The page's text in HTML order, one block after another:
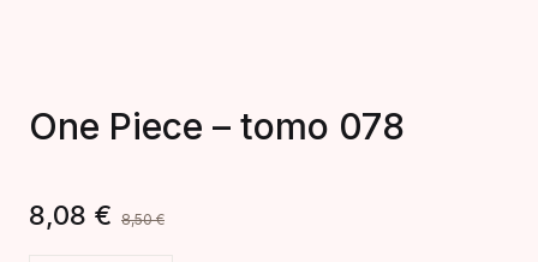
One Piece – tomo 078
8,08 € 8,50€